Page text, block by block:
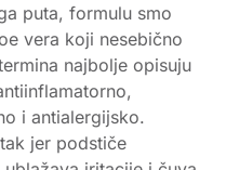
puta, formulu smo
vera koji nesebično
najbolje opisuju
i antialergijsko.
jer podstiče